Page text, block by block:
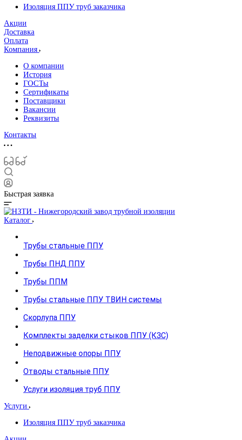
Изоляция ППУ труб заказчика
Акции
Доставка
Оплата
Компания
О компании
История
ГОСТы
Сертификаты
Поставщики
Вакансии
Реквизиты
Контакты
Быстрая заявка
Каталог
Трубы стальные ППУ
Трубы ПНД ППУ
Трубы ППМ
Трубы стальные ППУ ТВИН системы
Скорлупа ППУ
Комплекты заделки стыков ППУ (КЗС)
Неподвижные опоры ППУ
Отводы стальные ППУ
Услуги изоляция труб ППУ
Услуги
Изоляция ППУ труб заказчика